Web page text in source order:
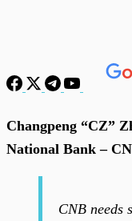
พร้อมเล่น
Changpeng “CZ”
National Bank –
CNB needs